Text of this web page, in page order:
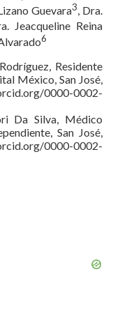
Guevara3, Dra.
Jeacqueline Reina
6
Residente
México, San José,
0000-0002-
Da Silva, Médico
San José,
0000-0002-